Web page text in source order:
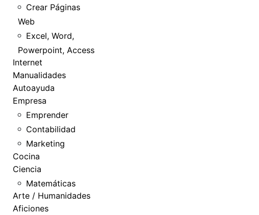
Crear Páginas
Web
Excel, Word,
Powerpoint, Access
Internet
Manualidades
Autoayuda
Empresa
Emprender
Contabilidad
Marketing
Cocina
Ciencia
Matemáticas
Arte / Humanidades
Aficiones